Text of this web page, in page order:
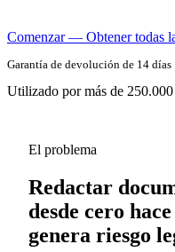
Comenzar — Obtener todas
Garantía de devolución de 14 días
Utilizado por más de 250.000
El problema
Redactar
desde cero
genera riesgo